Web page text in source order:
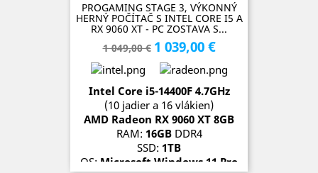
PROGAMING STAGE 3, VÝKONNÝ
HERNÝ POČÍTAČ S INTEL CORE I5 A
RX 9060 XT - PC ZOSTAVA S...
Základná
1 049,00 € Cena
1 039,00 €
Intel Core i5-14400F 4.7GHz
(10 jadier a 16 vlákien)
AMD Radeon RX 9060 XT 8GB
RAM: 16GBDDR4
SSD: 1TB
OS: Microsoft Windows 11 Pro